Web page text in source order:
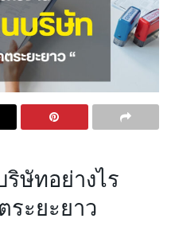
ษัทอย่างไร
ะยะยาว